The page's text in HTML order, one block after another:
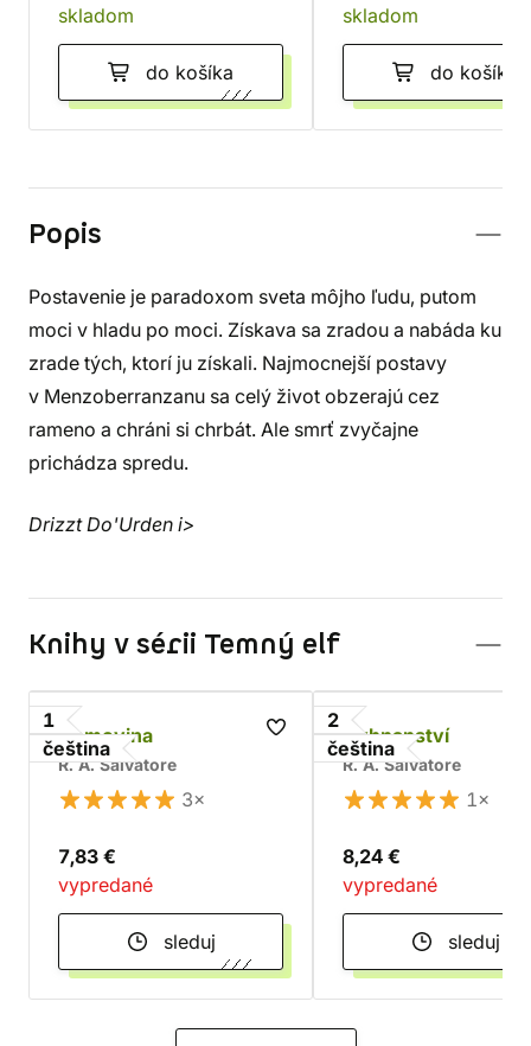
skladom
do košíka
skladom
do košíka
Popis
Postavenie je paradoxom sveta môjho ľudu, putom
moci v hladu po moci. Získava sa zradou a nabáda ku
zrade tých, ktorí ju získali. Najmocnejší postavy
v Menzoberranzanu sa celý život obzerajú cez
rameno a chráni si chrbát. Ale smrť zvyčajne
prichádza spredu.
Drizzt Do'Urden i>
Knihy v sérii Temný elf
1
čeština
Domovina
R. A. Salvatore
3×
7,83 €
vypredané
sleduj
2
čeština
Vyhnanství
R. A. Salvatore
1×
8,24 €
vypredané
sleduj